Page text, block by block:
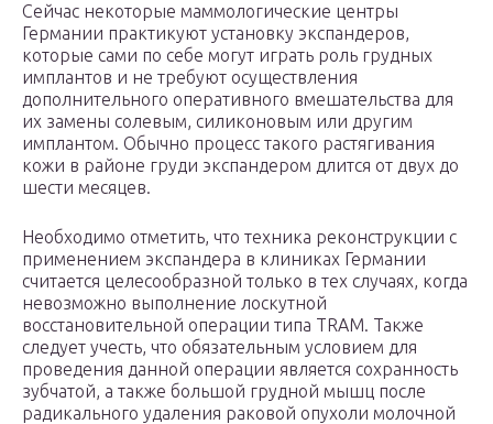
Сейчас некоторые маммологические центры
Германии практикуют установку экспандеров,
которые сами по себе могут играть роль грудных
имплантов и не требуют осуществления
дополнительного оперативного вмешательства для
их замены солевым, силиконовым или другим
имплантом. Обычно процесс такого растягивания
кожи в районе груди экспандером длится от двух до
шести месяцев.
Необходимо отметить, что техника реконструкции с
применением экспандера в клиниках Германии
считается целесообразной только в тех случаях, когда
невозможно выполнение лоскутной
восстановительной операции типа TRAM. Также
следует учесть, что обязательным условием для
проведения данной операции является сохранность
зубчатой, а также большой грудной мышц после
радикального удаления раковой опухоли молочной